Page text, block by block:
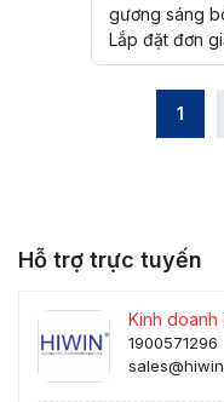
gương sáng
Lắp đặt đơn
1
Hỗ trợ trực tuyến
Kinh doanh
1900571296